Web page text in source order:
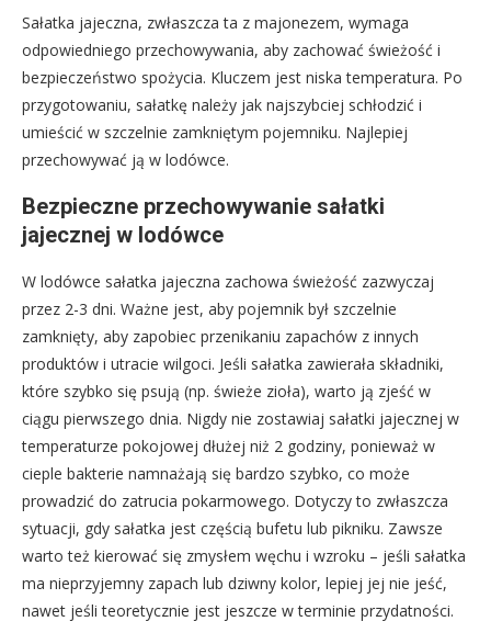
Sałatka jajeczna, zwłaszcza ta z majonezem, wymaga
odpowiedniego przechowywania, aby zachować świeżość i
bezpieczeństwo spożycia. Kluczem jest niska temperatura. Po
przygotowaniu, sałatkę należy jak najszybciej schłodzić i
umieścić w szczelnie zamkniętym pojemniku. Najlepiej
przechowywać ją w lodówce.
Bezpieczne przechowywanie sałatki
jajecznej w lodówce
W lodówce sałatka jajeczna zachowa świeżość zazwyczaj
przez 2-3 dni. Ważne jest, aby pojemnik był szczelnie
zamknięty, aby zapobiec przenikaniu zapachów z innych
produktów i utracie wilgoci. Jeśli sałatka zawierała składniki,
które szybko się psują (np. świeże zioła), warto ją zjeść w
ciągu pierwszego dnia. Nigdy nie zostawiaj sałatki jajecznej w
temperaturze pokojowej dłużej niż 2 godziny, ponieważ w
cieple bakterie namnażają się bardzo szybko, co może
prowadzić do zatrucia pokarmowego. Dotyczy to zwłaszcza
sytuacji, gdy sałatka jest częścią bufetu lub pikniku. Zawsze
warto też kierować się zmysłem węchu i wzroku – jeśli sałatka
ma nieprzyjemny zapach lub dziwny kolor, lepiej jej nie jeść,
nawet jeśli teoretycznie jest jeszcze w terminie przydatności.